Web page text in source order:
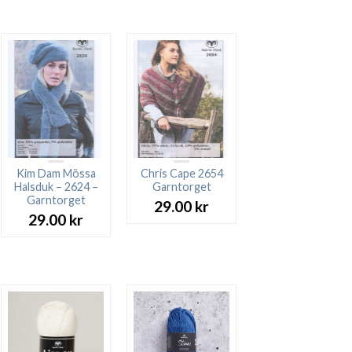
kr.
Kim Dam Mössa
Halsduk – 2624 –
Garntorget
29.00 kr
Chris Cape 2654
Garntorget
29.00 kr